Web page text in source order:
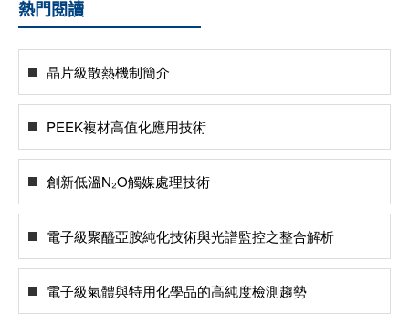
熱門閱讀
晶片級散熱機制簡介
PEEK複材高值化應用技術
創新低溫N₂O觸媒處理技術
電子級聚醯亞胺純化技術與光譜監控之整合解析
電子級氣體與特用化學品的高純度檢測趨勢